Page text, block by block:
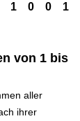
1 0 0 1
von 1 bis
aller
ihrer